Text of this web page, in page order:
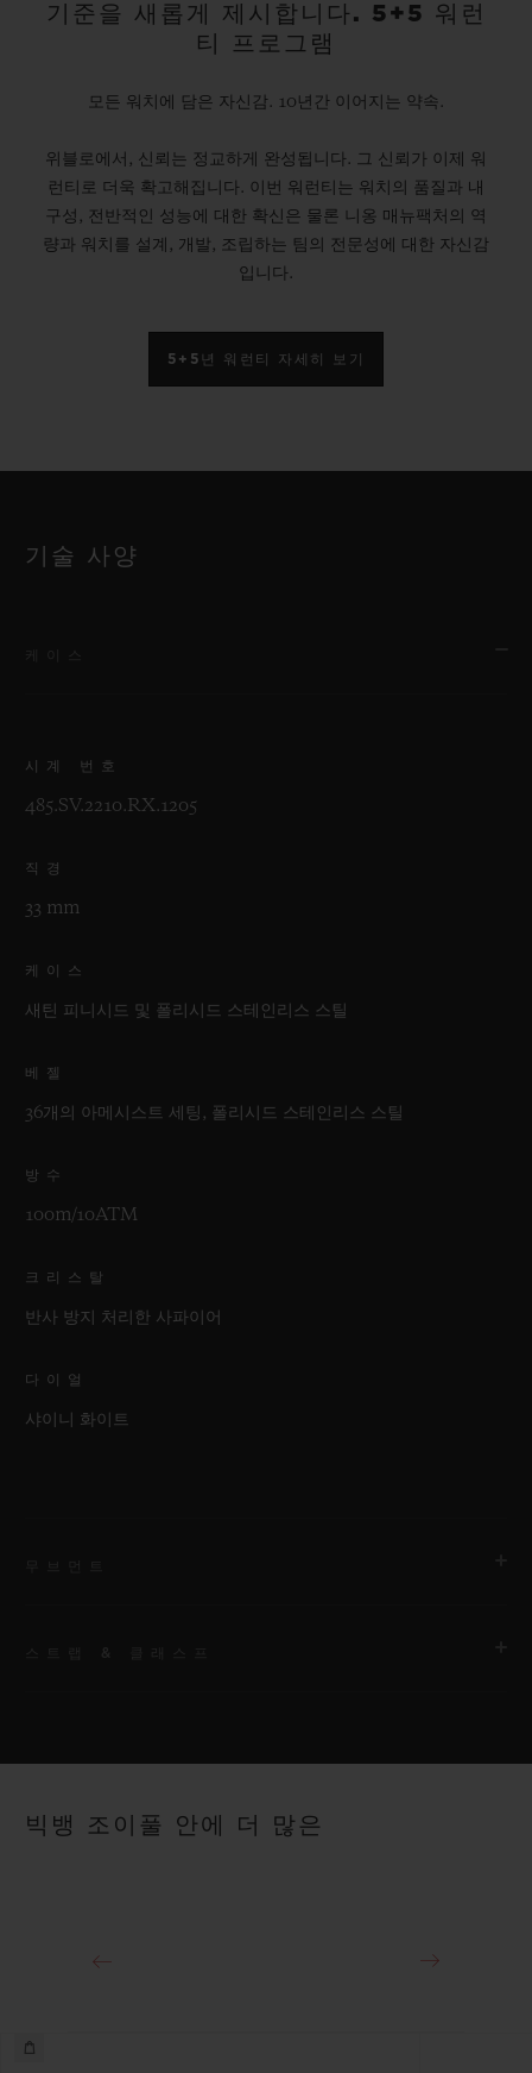
기준을 새롭게 제시합니다. 5+5 워런
티 프로그램
모든 워치에 담은 자신감. 10년간 이어지는 약속.
위블로에서, 신뢰는 정교하게 완성됩니다. 그 신뢰가 이제 워
런티로 더욱 확고해집니다. 이번 워런티는 워치의 품질과 내
구성, 전반적인 성능에 대한 확신은 물론 니옹 매뉴팩처의 역
량과 워치를 설계, 개발, 조립하는 팀의 전문성에 대한 자신감
입니다.
5+5년 워런티 자세히 보기
기술 사양
시계 번호
485.SV.2210.RX.1205
직경
33 mm
케이스
새틴 피니시드 및 폴리시드 스테인리스 스틸
베젤
36개의 아메시스트 세팅, 폴리시드 스테인리스 스틸
방수
100m/10ATM
크리스탈
반사 방지 처리한 사파이어
다이얼
샤이니 화이트
약 40시간
스트랩
이트 라인드 러버 스트랩.
빅뱅 조이풀 안에 더 많은